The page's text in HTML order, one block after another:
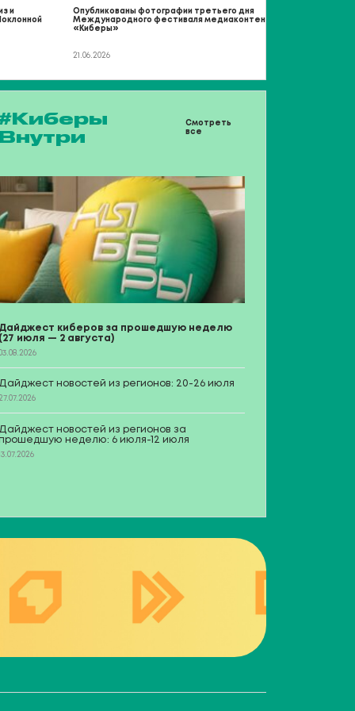
и
Опубликованы фотографии третьего дня
Международного фестиваля медиаконтента
«Киберы»
21.06.2026
Внутри
Смотреть
все
Дайджест киберов за прошедшую неделю
(27 июля — 2 августа)
Дайджест новостей из регионов: 20-26 июля
Дайджест новостей из регионов за
неделю: 6 июля-12 июля
13.07.2026